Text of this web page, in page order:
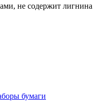
не содержит лигнина
бумаги